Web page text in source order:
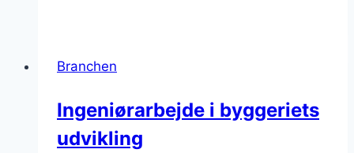
Branchen
Ingeniørarbejde i byggeriets
udvikling